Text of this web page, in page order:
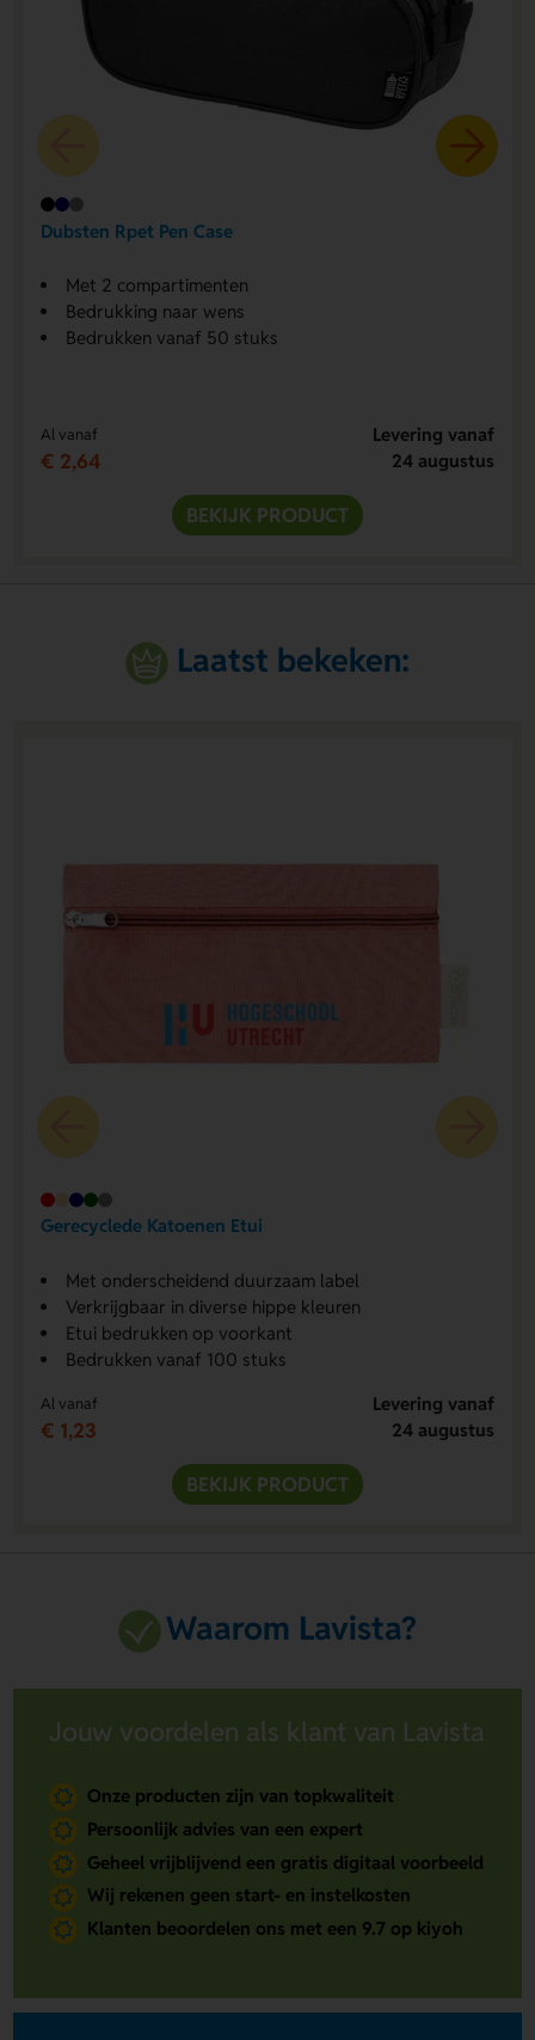
Dubsten Rpet Pen Case
Met 2 compartimenten
Bedrukking naar wens
Bedrukken vanaf 50 stuks
Al vanaf
€ 2,64
Levering vanaf
24 augustus
BEKIJK PRODUCT
Laatst bekeken:
Gerecyclede Katoenen Etui
Met onderscheidend duurzaam label
Verkrijgbaar in diverse hippe kleuren
Etui bedrukken op voorkant
Bedrukken vanaf 100 stuks
Al vanaf
€ 1,23
Levering vanaf
24 augustus
BEKIJK PRODUCT
Waarom Lavista?
Jouw voordelen als klant van Lavista
Onze producten zijn van topkwaliteit
Persoonlijk advies van een expert
Geheel vrijblijvend een gratis digitaal voorbeeld
Wij rekenen geen start- en instelkosten
Klanten beoordelen ons met een 9.7 op kiyoh